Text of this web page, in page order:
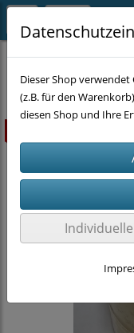
KLEBEBÄNDER
Dieser Shop verwendet
(z.B. für den
diesen Shop und Ihre